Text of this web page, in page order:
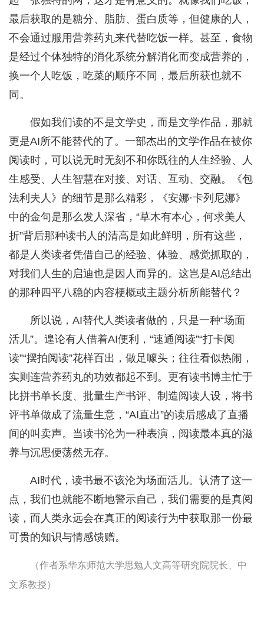
最后获取的是糖分、脂肪、蛋白质等，但健康的人，
不会通过服用营养药丸来代替吃饭一样。甚至，食物
是经过个体独特的消化系统分解消化而变成营养的，
换一个人吃饭，吃菜的顺序不同，最后所获也就不
同。
假如我们读的不是文学史，而是文学作品，那就
更是AI所不能替代的了。一部杰出的文学作品在被你
阅读时，可以说无时无刻不和你既往的人生经验、人
生感受、人生智慧在对接、对话、互动、交融。《包
法利夫人》的细节是那么精彩，《安娜·卡列尼娜》
中的金句是那么发人深省，“草木有本心，何求美人
折”背后那种读书人的清高是如此鲜明，所有这些，
都是人类读者凭借自己的经验、体验、感觉抓取的，
对我们人生的启迪也是因人而异的。这岂是AI总结出
的那种四平八稳的内容梗概或主题分析所能替代？
所以说，AI替代人类读者做的，只是一种“场面
活儿”。遑论有人借着AI便利，“速通阅读”“打卡阅
读”“摆拍阅读”花样百出，做足噱头；往往看似热闹，
实则连营养药丸的功效都起不到。更有读书博主忙于
比拼书单长度、批量生产书评、制造阅读人设，将书
评书单做成了流量生意，“AI直出”的读后感成了直播
间的叫卖声。当读书沦为一种表演，阅读最本真的滋
养与沉思便荡然无存。
AI时代，读书最不该沦为场面活儿。认清了这一
点，我们也就能不断地警示自己，我们需要的是真阅
读，而人类永远会在真正的阅读行为中获取那一份最
可贵的知识与情感馈赠。
（作者系华东师范大学思勉人文高等研究院院长、中
文系教授）